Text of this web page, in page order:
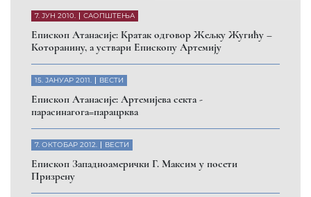
7. ЈУН 2010. САОПШТЕЊА
Eпископ Атанасије: Кратак одговор Жељку Жугићу –
Которанину, а уствари Епископу Артемију
15. ЈАНУАР 2011. ВЕСТИ
Eпископ Атанасије: Артемијева секта -
парасинагога=парацрква
7. ОКТОБАР 2012. ВЕСТИ
Eпископ Западноамерички Г. Максим у посети
Призрену